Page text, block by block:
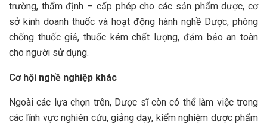
trường, thẩm định – cấp phép cho các sản phẩm dược, cơ
sở kinh doanh thuốc và hoạt động hành nghề Dược, phòng
chống thuốc giả, thuốc kém chất lượng, đảm bảo an toàn
cho người sử dụng.
Cơ hội nghề nghiệp khác
Ngoài các lựa chọn trên, Dược sĩ còn có thể làm việc trong
các lĩnh vực nghiên cứu, giảng dạy, kiểm nghiệm dược phẩm